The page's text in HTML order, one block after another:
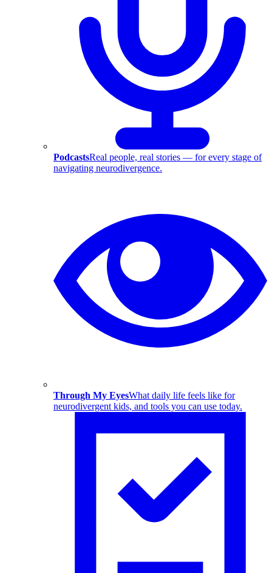
PodcastsReal people, real stories — for every stage of
navigating neurodivergence.
Through My EyesWhat daily life feels like for
neurodivergent kids, and tools you can use today.